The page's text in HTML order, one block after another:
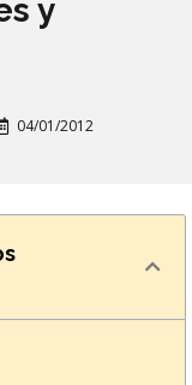
y
04/01/2012